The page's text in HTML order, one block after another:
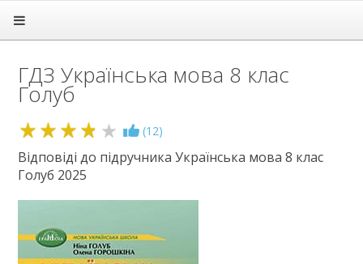
Підручники
ГДЗ
1 клас
2 клас
3 клас
4 клас
5 клас
6 клас
8 клас
Алгебра
ГДЗ Українська мова 8 клас
Голуб
3.8 (12)
Відповіді до підручника Українська мова 8 клас
Голуб 2025